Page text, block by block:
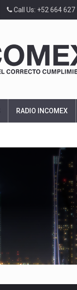
Call Us: +52 664 627
RADIO INCOMEX